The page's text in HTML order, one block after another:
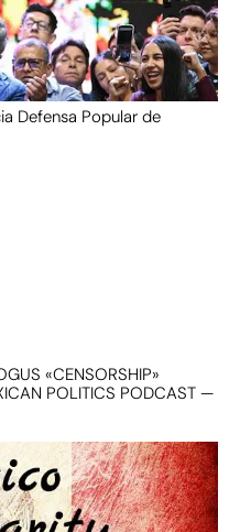
Defensa Popular de
«CENSORSHIP»
POLITICS PODCAST —